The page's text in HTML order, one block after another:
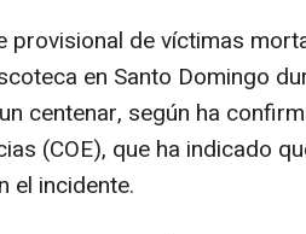
provisional de víctimas
en Santo Domingo
centenar, según ha
(COE), que ha indicado
el incidente.